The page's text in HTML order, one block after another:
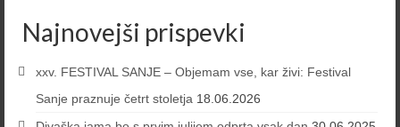
Najnovejši prispevki
xxv. FESTIVAL SANJE – Objemam vse, kar živi: Festival
Sanje praznuje četrt stoletja 18.06.2026